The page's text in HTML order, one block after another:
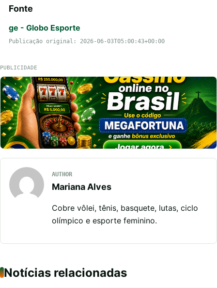
Fonte
ge - Globo Esporte
Publicação original: 2026-06-03T05:00:43+00:00
PUBLICIDADE
AUTHOR
Mariana Alves
Cobre vôlei, tênis, basquete, lutas, ciclo
olímpico e esporte feminino.
Notícias relacionadas